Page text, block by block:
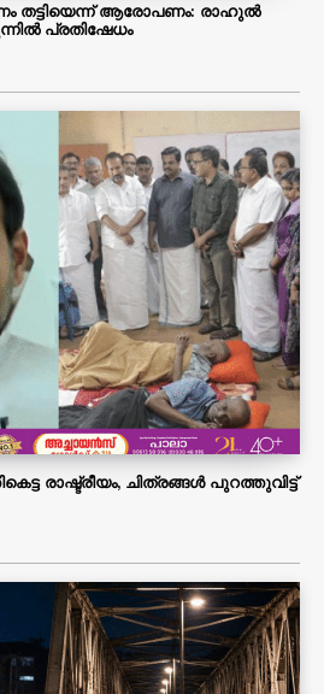
തട്ടിയെന്ന് ആരോപണം: രാഹുൽ
പ്രതിഷേധം
രാഷ്ട്രീയം, ചിത്രങ്ങൾ പുറത്തുവിട്ട്